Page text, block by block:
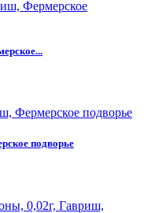
подворье